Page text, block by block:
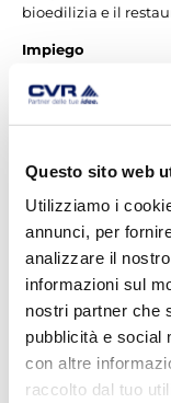
Questo sito web
Utilizziamo i
annunci, per
analizzare il
informazioni sul
nostri partner che
pubblicità e social
con altre
raccolto dal tuo
bioedilizia e il
Impiego
Intonaco di
base di calce
naturale
Sottofondi
Mattoni pieni,
forati, laterizi
Blocchi
Blocchi in
Murature
pietrame e
Blocchi in
Rinzaffi o
calce e